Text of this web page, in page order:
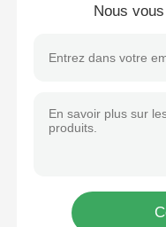
Ligne deNous